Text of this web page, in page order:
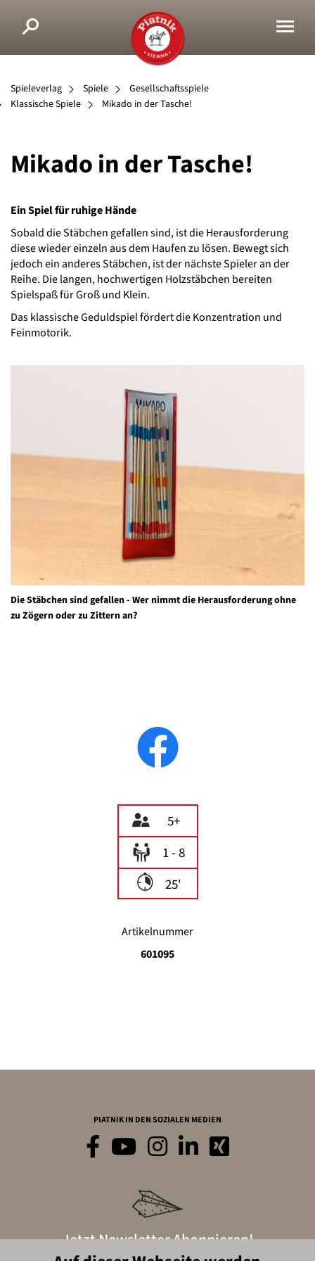
Spieleverlag Spiele
Gesellschaftsspiele
Klassische Spiele
Mikado in der Tasche!
Mikado in der Tasche!
Ein Spiel für ruhige Hände
Sobald die Stäbchen gefallen sind, ist die Herausforderung
diese wieder einzeln aus dem Haufen zu lösen. Bewegt sich
jedoch ein anderes Stäbchen, ist der nächste Spieler an der
Reihe. Die langen, hochwertigen Holzstäbchen bereiten
Spielspaß für Groß und Klein.
Das klassische Geduldspiel fördert die Konzentration und
Feinmotorik.
Die Stäbchen sind gefallen - Wer nimmt die Herausforderung ohne
zu Zögern oder zu Zittern an?
5+
1 - 8
25'
Artikelnummer
601095
PIATNIK IN DEN SOZIALEN MEDIEN
Jetzt Newsletter Abonnieren!